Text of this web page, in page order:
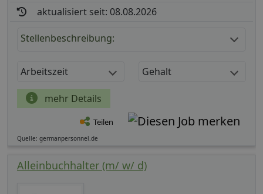
aktualisiert seit: 08.08.2026
Stellenbeschreibung:
Arbeitszeit Gehalt
mehr Details
Teilen
Quelle: germanpersonnel.de
Alleinbuchhalter (m/ w/ d)